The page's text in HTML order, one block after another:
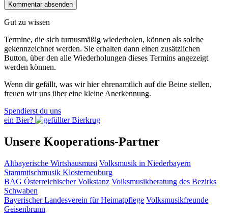
Gut zu wissen
Termine, die sich turnusmäßig wiederholen, können als solche
gekennzeichnet werden. Sie erhalten dann einen zusätzlichen
Button, über den alle Wiederholungen dieses Termins angezeigt
werden können.
Wenn dir gefällt, was wir hier ehrenamtlich auf die Beine stellen,
freuen wir uns über eine kleine Anerkennung.
Spendierst du uns
ein Bier?
Unsere Kooperations-Partner
Altbayerische Wirtshausmusi Volksmusik in Niederbayern
Stammtischmusik Klosterneuburg
BAG Österreichischer Volkstanz Volksmusikberatung des Bezirks
Schwaben
Bayerischer Landesverein für Heimatpflege Volksmusikfreunde
Geisenbrunn